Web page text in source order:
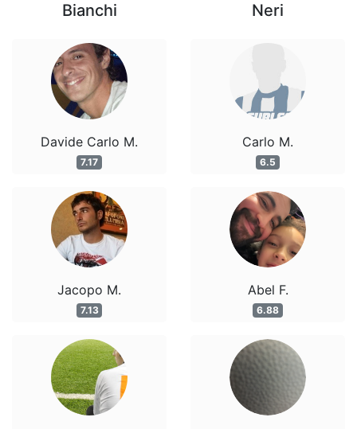
Bianchi
Davide Carlo M.
7.17
Jacopo M.
7.13
Neri
Carlo M.
6.5
Abel F.
6.88